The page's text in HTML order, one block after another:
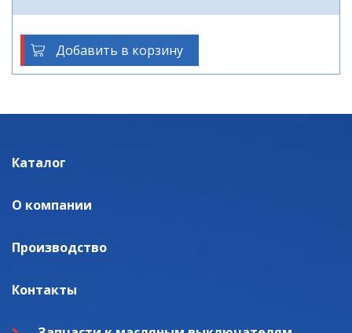
Добавить в корзину
Каталог
О компании
Производство
Контакты